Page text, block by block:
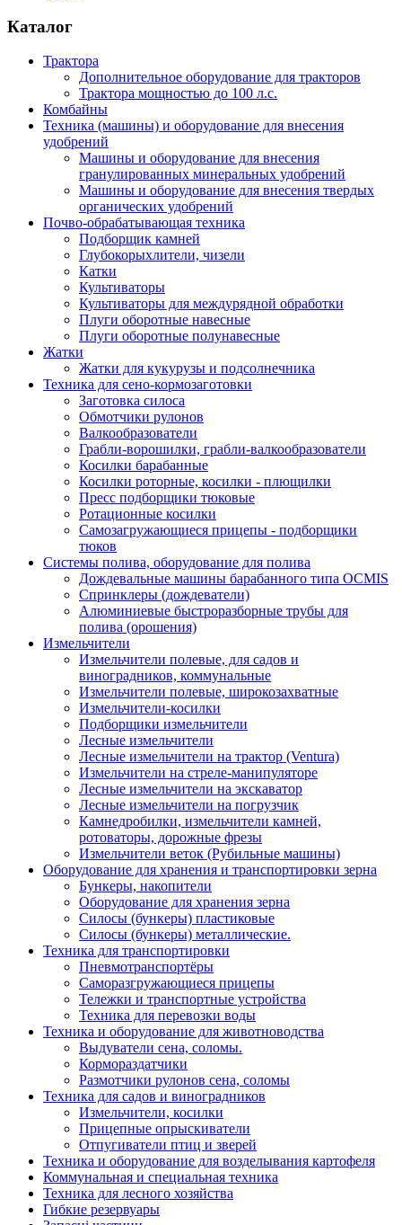
Каталог
Трактора
Дополнительное оборудование для тракторов
Трактора мощностью до 100 л.с.
Комбайны
Техника (машины) и оборудование для внесения
удобрений
Машины и оборудование для внесения
гранулированных минеральных удобрений
Машины и оборудование для внесения твердых
органических удобрений
Почво-обрабатывающая техника
Подборщик камней
Глубокорыхлители, чизели
Катки
Культиваторы
Культиваторы для междурядной обработки
Плуги оборотные навесные
Плуги оборотные полунавесные
Жатки
Жатки для кукурузы и подсолнечника
Техника для сено-кормозаготовки
Заготовка силоса
Обмотчики рулонов
Валкообразователи
Грабли-ворошилки, грабли-валкообразователи
Косилки барабанные
Косилки роторные, косилки - плющилки
Пресс подборщики тюковые
Ротационные косилки
Самозагружающиеся прицепы - подборщики
тюков
Системы полива, оборудование для полива
Дождевальные машины барабанного типа OCMIS
Спринклеры (дождеватели)
Алюминиевые быстроразборные трубы для
полива (орошения)
Измельчители
Измельчители полевые, для садов и
виноградников, коммунальные
Измельчители полевые, широкозахватные
Измельчители-косилки
Подборщики измельчители
Лесные измельчители
Лесные измельчители на трактор (Ventura)
Измельчители на стреле-манипуляторе
Лесные измельчители на экскаватор
Лесные измельчители на погрузчик
Камнедробилки, измельчители камней,
ротоваторы, дорожные фрезы
Измельчители веток (Рубильные машины)
Оборудование для хранения и транспортировки зерна
Бункеры, накопители
Оборудование для хранения зерна
Силосы (бункеры) пластиковые
Силосы (бункеры) металлические.
Техника для транспортировки
Пневмотранспортёры
Саморазгружающиеся прицепы
Тележки и транспортные устройства
Техника для перевозки воды
Техника и оборудование для животноводства
Выдуватели сена, соломы.
Кормораздатчики
Размотчики рулонов сена, соломы
Техника для садов и виноградников
Измельчители, косилки
Прицепные опрыскиватели
Отпугиватели птиц и зверей
Техника и оборудование для возделывания картофеля
Коммунальная и специальная техника
Техника для лесного хозяйства
Гибкие резервуары